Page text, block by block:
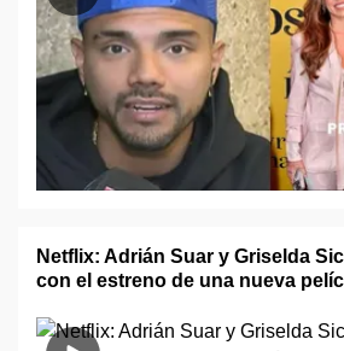
Netflix: Adrián Suar y Griselda
con el estreno de una nueva